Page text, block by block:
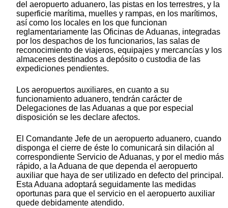
del aeropuerto aduanero, las pistas en los terrestres, y la
superficie marítima, muelles y rampas, en los marítimos,
así como los locales en los que funcionan
reglamentariamente las Oficinas de Aduanas, integradas
por los despachos de los funcionarios, las salas de
reconocimiento de viajeros, equipajes y mercancías y los
almacenes destinados a depósito o custodia de las
expediciones pendientes.
Los aeropuertos auxiliares, en cuanto a su
funcionamiento aduanero, tendrán carácter de
Delegaciones de las Aduanas a que por especial
disposición se les declare afectos.
El Comandante Jefe de un aeropuerto aduanero, cuando
disponga el cierre de éste lo comunicará sin dilación al
correspondiente Servicio de Aduanas, y por el medio más
rápido, a la Aduana de que dependa el aeropuerto
auxiliar que haya de ser utilizado en defecto del principal.
Esta Aduana adoptará seguidamente las medidas
oportunas para que el servicio en el aeropuerto auxiliar
quede debidamente atendido.